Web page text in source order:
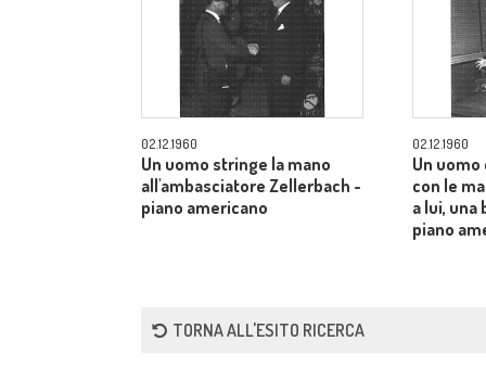
02.12.1960
Un uomo stringe la mano
all'ambasciatore Zellerbach -
piano americano
02.12.1960
Un
con le
a lui, una
piano
TORNA ALL'ESITO RICERCA